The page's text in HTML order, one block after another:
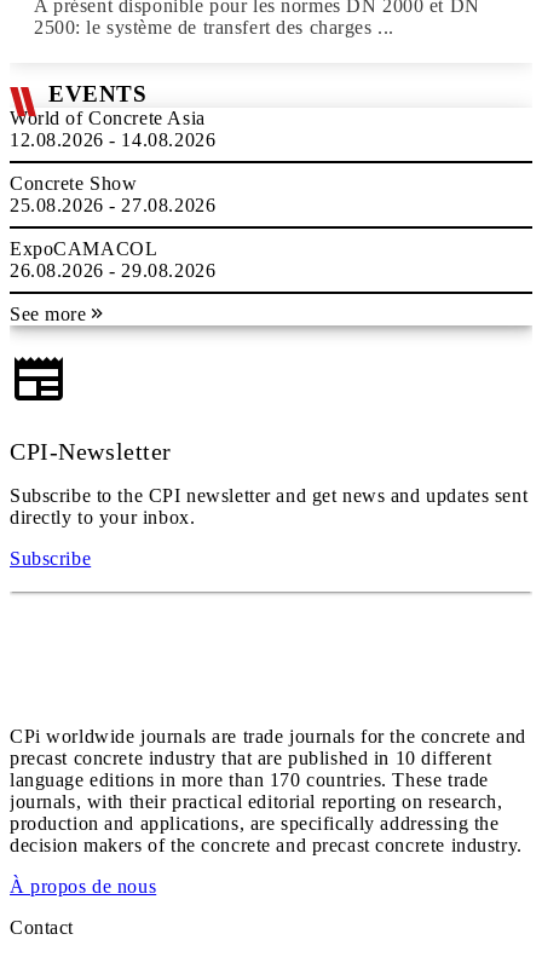
A présent disponible pour les normes DN 2000 et DN
2500: le système de transfert des charges ...
EVENTS
World of Concrete Asia
12.08.2026 - 14.08.2026
Concrete Show
25.08.2026 - 27.08.2026
ExpoCAMACOL
26.08.2026 - 29.08.2026
See more
CPI-Newsletter
Subscribe to the CPI newsletter and get news and updates sent
directly to your inbox.
Subscribe
CPi worldwide journals are trade journals for the concrete and
precast concrete industry that are published in 10 different
language editions in more than 170 countries. These trade
journals, with their practical editorial reporting on research,
production and applications, are specifically addressing the
decision makers of the concrete and precast concrete industry.
À propos de nous
Contact